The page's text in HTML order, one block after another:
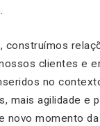
construímos
clientes e
no
mais agilidade e
novo momento